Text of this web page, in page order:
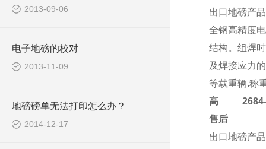
2013-09-06
电子地磅的校对
2013-11-09
地磅磅单无法打印怎么办？
2014-12-17
出口地磅产
全钢高精度
结构。组焊
及焊接应力
等载重辆.称
高2684-
售后
出口地磅产